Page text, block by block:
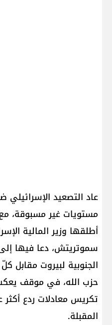
عاد التصعيد الإسرائيلي
مستويات غير مسبوقة،
أطلقها وزير المالية
سموتريتش، دعا فيها
الجنوبية لبيروت مقابل
حزب الله، في موقف
تكريس معادلات ردع أكثر
المقبلة.